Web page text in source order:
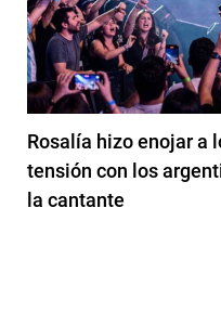
Rosalía hizo enojar a
tensión con los
la cantante